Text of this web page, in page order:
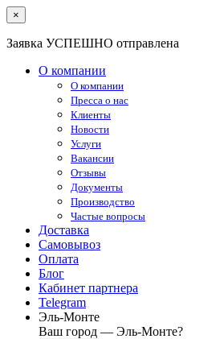
×
Заявка УСПЕШНО отправлена
О компании
О компании
Пресса о нас
Клиенты
Новости
Услуги
Вакансии
Отзывы
Документы
Производство
Частые вопросы
Доставка
Самовывоз
Оплата
Блог
Кабинет партнера
Telegram
Эль-Монте
Ваш город — Эль-Монте?